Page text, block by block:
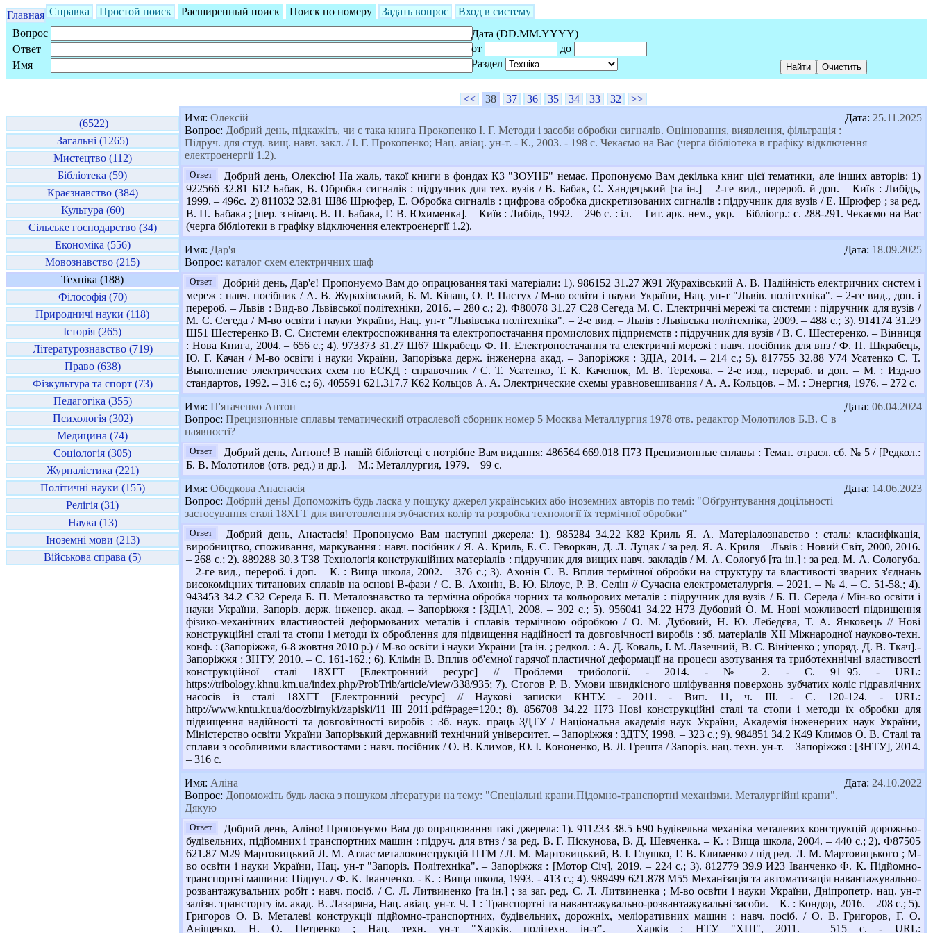
Главная Справка Простой поиск Расширенный поиск Поиск по номеру Задать вопрос
Вход в систему
Вопрос
Ответ
Имя
Дата (DD.MM.YYYY)
от
до
Раздел
(6522)
Загальні (1265)
Мистецтво (112)
Бібліотека (59)
Краєзнавство (384)
Культура (60)
Сільське господарство (34)
Економіка (556)
Мовознавство (215)
Техніка (188)
Філософія (70)
Природничі науки (118)
Історія (265)
Літературознавство (719)
Право (638)
Фізкультура та спорт (73)
Педагогіка (355)
Психологія (302)
Медицина (74)
Соціологія (305)
Журналістика (221)
Політичні науки (155)
Релігія (31)
Наука (13)
Іноземні мови (213)
Військова справа (5)
<< 38 37 36 35 34 33 32
>>
Дата: 25.11.2025
Имя: Олексій
Вопрос: Добрий день, підкажіть, чи є така книга Прокопенко І. Г. Методи і засоби обробки сигналів. Оцінювання, виявлення, фільтрація :
Підруч. для студ. вищ. навч. закл. / І. Г. Прокопенко; Нац. авіац. ун-т. - К., 2003. - 198 c. Чекаємо на Вас (черга бібліотека в графіку відключення
електроенергії 1.2).
Ответ
Добрий день, Олексію! На жаль, такої книги в фондах КЗ "ЗОУНБ" немає. Пропонуємо Вам декілька книг цієї тематики, але інших авторів: 1)
922566 32.81 Б12 Бабак, В. Обробка сигналів : підручник для тех. вузів / В. Бабак, С. Хандецький [та ін.] – 2-ге вид., перероб. й доп. – Київ : Либідь,
1999. – 496с. 2) 811032 32.81 Ш86 Шрюфер, Е. Обробка сигналів : цифрова обробка дискретизованих сигналів : підручник для вузів / Е. Шрюфер ; за ред.
В. П. Бабака ; [пер. з німец. В. П. Бабака, Г. В. Юхименка]. – Київ : Либідь, 1992. – 296 с. : іл. – Тит. арк. нем., укр. – Бібліогр.: с. 288-291. Чекаємо на Вас
(черга бібліотеки в графіку відключення електроенергії 1.2).
Дата: 18.09.2025
Имя: Дар'я
Вопрос: каталог схем електричних шаф
Ответ
Добрий день, Дар'є! Пропонуємо Вам до опрацювання такі матеріали: 1). 986152 31.27 Ж91 Журахівський А. В. Надійність електричних систем і
мереж : навч. посібник / А. В. Журахівський, Б. М. Кінаш, О. Р. Пастух / М-во освіти і науки України, Нац. ун-т "Львів. політехніка". – 2-ге вид., доп. і
перероб. – Львів : Вид-во Львівської політехніки, 2016. – 280 с.; 2). Ф80078 31.27 С28 Сегеда М. С. Електричні мережі та системи : підручник для вузів /
М. С. Сегеда / М-во освіти і науки України, Нац. ун-т "Львівська політехніка". – 2-е вид. – Львів : Львівська політехніка, 2009. – 488 с.; 3). 914174 31.29
Ш51 Шестеренко В. Є. Системи електроспоживання та електропостачання промислових підприємств : підручник для вузів / В. Є. Шестеренко. – Вінниця
: Нова Книга, 2004. – 656 с.; 4). 973373 31.27 Ш67 Шкрабець Ф. П. Електропостачання та електричні мережі : навч. посібник для внз / Ф. П. Шкрабець,
Ю. Г. Качан / М-во освіти і науки України, Запорізька держ. інженерна акад. – Запоріжжя : ЗДІА, 2014. – 214 с.; 5). 817755 32.88 У74 Усатенко С. Т.
Выполнение электрических схем по ЕСКД : справочник / С. Т. Усатенко, Т. К. Каченюк, М. В. Терехова. – 2-е изд., перераб. и доп. – М. : Изд-во
стандартов, 1992. – 316 с.; 6). 405591 621.317.7 К62 Кольцов А. А. Электрические схемы уравновешивания / А. А. Кольцов. – М. : Энергия, 1976. – 272 с.
Дата: 06.04.2024
Имя: П'ятаченко Антон
Вопрос: Прецизионные сплавы тематический отраслевой сборник номер 5 Москва Металлургия 1978 отв. редактор Молотилов Б.В. Є в
наявності?
Ответ
Добрий день, Антонє! В нашій бібліотеці є потрібне Вам видання: 486564 669.018 П73 Прецизионные сплавы : Темат. отрасл. сб. № 5 / [Редкол.:
Б. В. Молотилов (отв. ред.) и др.]. – М.: Металлургия, 1979. – 99 c.
Дата: 14.06.2023
Имя: Обєдкова Анастасія
Вопрос: Добрий день! Допоможіть будь ласка у пошуку джерел українських або іноземних авторів по темі: "Обґрунтування доцільності
застосування сталі 18ХГТ для виготовлення зубчастих колір та розробка технології їх термічної обробки"
Ответ
Добрий день, Анастасія! Пропонуємо Вам наступні джерела: 1). 985284 34.22 К82 Криль Я. А. Матеріалознавство : сталь: класифікація,
виробництво, споживання, маркування : навч. посібник / Я. А. Криль, Е. С. Геворкян, Д. Л. Луцак / за ред. Я. А. Криля – Львів : Новий Світ, 2000, 2016.
– 268 с.; 2). 889288 30.3 Т38 Технологія конструкційних матеріалів : підручник для вищих навч. закладів / М. А. Сологуб [та ін.] ; за ред. М. А. Сологуба.
– 2-ге вид., перероб. і доп. – К. : Вища школа, 2002. – 376 с.; 3). Ахонін С. В. Вплив термічної обробки на структуру та властивості зварних з'єднань
високоміцних титанових сплавів на основі В-фази / С. В. Ахонін, В. Ю. Білоус, Р. В. Селін // Сучасна електрометалургія. – 2021. – № 4. – С. 51-58.; 4).
943453 34.2 С32 Середа Б. П. Металознавство та термічна обробка чорних та кольорових металів : підручник для вузів / Б. П. Середа / Мін-во освіти і
науки України, Запоріз. держ. інженер. акад. – Запоріжжя : [ЗДІА], 2008. – 302 с.; 5). 956041 34.22 Н73 Дубовий О. М. Нові можливості підвищення
фізико-механічних властивостей деформованих металів і сплавів термічною обробкою / О. М. Дубовий, Н. Ю. Лебедєва, Т. А. Янковець // Нові
конструкційні сталі та стопи і методи їх оброблення для підвищення надійності та довговічності виробів : зб. матеріалів ХІІ Міжнародної науково-техн.
конф. : (Запоріжжя, 6-8 жовтня 2010 р.) / М-во освіти і науки України [та ін. ; редкол. : А. Д. Коваль, І. М. Лазечний, В. С. Вініченко ; упоряд. Д. В. Ткач].-
Запоріжжя : ЗНТУ, 2010. – С. 161-162.; 6). Клімін В. Вплив об'ємної гарячої пластичної деформації на процеси азотування та триботехннічні властивості
конструкційної сталі 18ХГТ [Електронний ресурс] // Проблеми трибології. - 2014. - № 2. - С. 91–95. - URL:
https://tribology.khnu.km.ua/index.php/ProbTrib/article/view/338/935; 7). Стогов Р. В. Умови швидкісного шліфування поверхонь зубчатих коліс гідравлічних
насосів із сталі 18ХГТ [Електронний ресурс] // Наукові записки КНТУ. - 2011. - Вип. 11, ч. ІІІ. - С. 120-124. - URL:
http://www.kntu.kr.ua/doc/zbirnyki/zapiski/11_III_2011.pdf#page=120.; 8). 856708 34.22 Н73 Нові конструкційні сталі та стопи і методи їх обробки для
підвищення надійності та довговічності виробів : Зб. наук. праць ЗДТУ / Національна академія наук України, Академія інженерних наук України,
Міністерство освіти України Запорізький державний технічний університет. – Запоріжжя : ЗДТУ, 1998. – 323 с.; 9). 984851 34.2 К49 Климов О. В. Сталі та
сплави з особливими властивостями : навч. посібник / О. В. Климов, Ю. І. Кононенко, В. Л. Грешта / Запоріз. нац. техн. ун-т. – Запоріжжя : [ЗНТУ], 2014.
– 316 с.
Дата: 24.10.2022
Имя: Аліна
Вопрос: Допоможіть будь ласка з пошуком літератури на тему: "Спеціальні крани.Підомно-транспортні механізми. Металургійні крани".
Дякую
Ответ
Добрий день, Аліно! Пропонуємо Вам до опрацювання такі джерела: 1). 911233 38.5 Б90 Будівельна механіка металевих конструкцій дорожньо-
будівельних, підйомних і транспортних машин : підруч. для втнз / за ред. В. Г. Піскунова, В. Д. Шевченка. – К. : Вища школа, 2004. – 440 с.; 2). Ф87505
621.87 М29 Мартовицький Л. М. Атлас металоконструкцій ПТМ / Л. М. Мартовицький, В. І. Глушко, Г. В. Клименко / під ред. Л. М. Мартовицького ; М-
во освіти і науки України, Нац. ун-т "Запоріз. Політехніка". – Запоріжжя : [Мотор Січ], 2019. – 224 с.; 3). 812779 39.9 И23 Іванченко Ф. К. Підйомно-
транспортні машини: Підруч. / Ф. К. Іванченко. - К. : Вища школа, 1993. - 413 с.; 4). 989499 621.878 М55 Механізація та автоматизація навантажувально-
розвантажувальних робіт : навч. посіб. / С. Л. Литвиненко [та ін.] ; за заг. ред. С. Л. Литвиненка ; М-во освіти і науки України, Дніпропетр. нац. ун-т
залізн. трансторту ім. акад. В. Лазаряна, Нац. авіац. ун-т. Ч. 1 : Транспортні та навантажувально-розвантажувальні засоби. – К. : Кондор, 2016. – 208 с.; 5).
Григоров О. В. Металеві конструкції підйомно-транспортних, будівельних, дорожніх, меліоративних машин : навч. посіб. / О. В. Григоров, Г. О.
Аніщенко, Н. О. Петренко ; Нац. техн. ун-т "Харків. політехн. ін-т". – Харків : НТУ "ХПІ", 2011. – 515 с. - URL: